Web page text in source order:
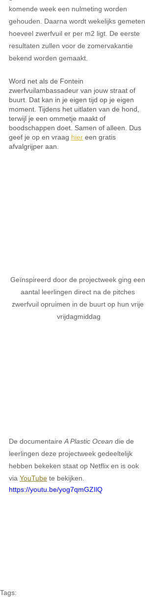
komende week een nulmeting worden
gehouden. Daarna wordt wekelijks gemeten
hoeveel zwerfvuil er per m2 ligt. De eerste
resultaten zullen voor de zomervakantie
bekend worden gemaakt.
Word net als de Fontein
zwerfvuilambassadeur van jouw straat of
buurt. Dat kan in je eigen tijd op je eigen
moment. Tijdens het uitlaten van de hond,
terwijl je een ommetje maakt of
boodschappen doet. Samen of alleen. Dus
geef je op en vraag hier een gratis
afvalgrijper aan.
Geïnspireerd door de projectweek ging een
aantal leerlingen direct na de pitches
zwerfvuil opruimen in de buurt op hun vrije
vrijdagmiddag
De documentaire A Plastic Ocean die de
leerlingen deze projectweek gedeeltelijk
hebben bekeken staat op Netflix en is ook
via YouTube te bekijken.
https://youtu.be/yog7qmGZIlQ
Tags: